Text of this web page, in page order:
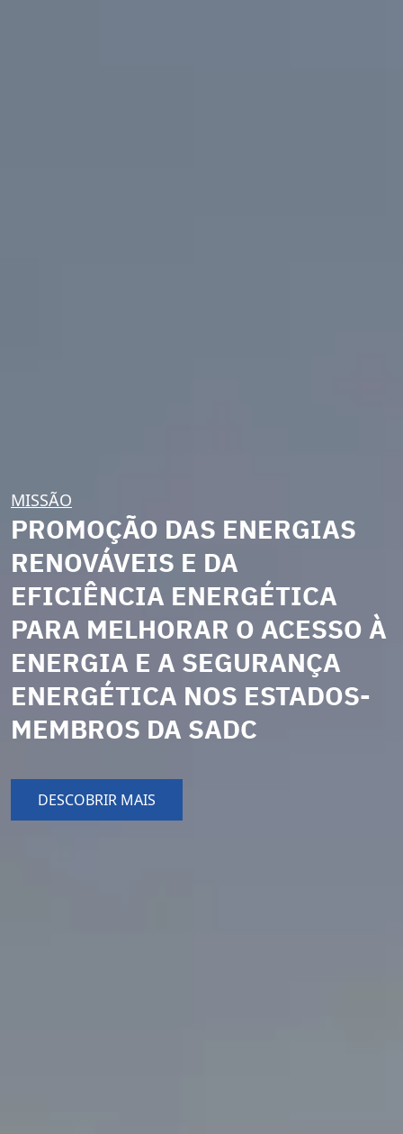
MISSÃO
PROMOÇÃO DAS ENERGIAS
RENOVÁVEIS E DA
EFICIÊNCIA ENERGÉTICA
PARA MELHORAR O ACESSO À
ENERGIA E A SEGURANÇA
ENERGÉTICA NOS ESTADOS-
MEMBROS DA SADC
DESCOBRIR MAIS